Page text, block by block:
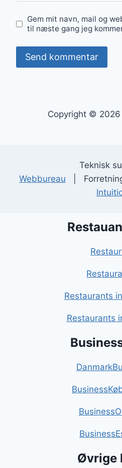
Gem mit navn, mail og
til næste gang jeg
Copyright ©
Teknisk
Webbureau |
Restaurants
Restaurants
Øvrige